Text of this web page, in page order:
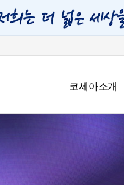
코세아소개